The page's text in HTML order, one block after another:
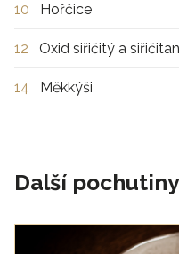
10 Hořčice
12 Oxid siřičitý a
14 Měkkýši
Další pochutiny